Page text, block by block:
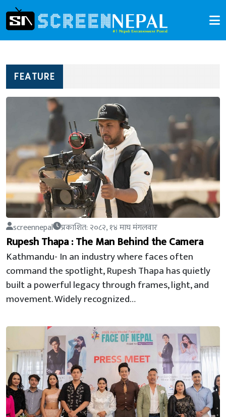
FEATURE
screennepal प्रकाशित: २०८२, १४ माघ मंगलवार
Rupesh Thapa : The Man Behind the Camera
Kathmandu- In an industry where faces often
command the spotlight, Rupesh Thapa has quietly
built a powerful legacy through frames, light, and
movement. Widely recognized…